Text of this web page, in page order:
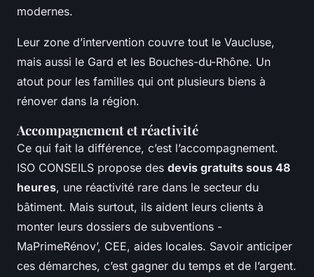
modernes.
Leur zone d’intervention couvre tout le Vaucluse,
mais aussi le Gard et les Bouches-du-Rhône. Un
atout pour les familles qui ont plusieurs biens à
rénover dans la région.
Accompagnement et réactivité
Ce qui fait la différence, c’est l’accompagnement.
ISO CONSEILS propose des devis gratuits sous 48
heures, une réactivité rare dans le secteur du
bâtiment. Mais surtout, ils aident leurs clients à
monter leurs dossiers de subventions -
MaPrimeRénov’, CEE, aides locales. Savoir anticiper
ces démarches, c’est gagner du temps et de l’argent.